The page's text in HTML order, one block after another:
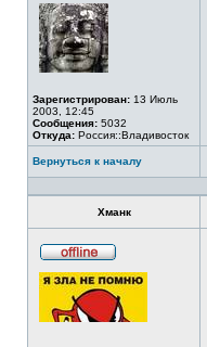
Зарегистрирован: 13 Июль
2003, 12:45
Сообщения: 5032
Откуда: Россия::Владивосток
Вернуться к началу
Хманк
в
сети